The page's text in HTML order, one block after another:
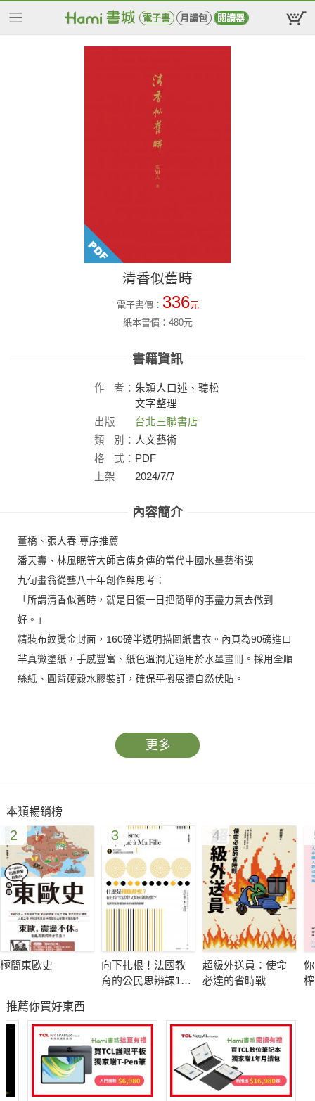
電子書 月讀包 閱讀器
清香似舊時
電子書價： 336元
紙本書價：480元
書籍資訊
作 者： 朱穎人口述、聽松
文字整理
出版
社：
台北三聯書店
類
別： 人文藝術
格
式： PDF
上架
2024/7/7
內容簡介
董橋、張大春 專序推薦
潘天壽、林風眠等大師言傳身傳的當代中國水墨藝術課
九旬畫翁從藝八十年創作與思考：
「所謂清香似舊時，就是日復一日把簡單的事盡力氣去做到
好。」
精裝布紋燙金封面，160磅半透明描圖紙書衣。內頁為90磅進口
羋真微塗紙，手感豐富、紙色溫潤尤適用於水墨畫冊。採用全順
絲紙、圓背硬殼水膠裝訂，確保平攤展讀自然伏貼。
「寫意水墨花鳥畫的畫畫人」。他的藝術生涯見證了中國繪畫的
深厚傳統與創新發展。朱先生深受吳門畫派與浙派繪畫的影響，
《清香似舊時》的出版，源於朱穎人先生與其子朱鍔之間的深入
交流。這些對話，原本作為其畫冊《一條線——朱穎人的水墨實
踐》的引文，逐漸發展成為一本獨立的著作。
本書對年輕讀者的啟發尤為顯著。朱穎人先生提倡的「日復一日
把簡單的事盡力氣去做到好」的工作哲學，以及他對生活的態
度：「在生命路上，人還活著，就沒什麽好著急的。緩慢一點，
沒什麽不好的。」這些思想對於過度追求速度與效率的當代年輕
持好奇與熱愛，並在創作中尋找自己的聲音。
更多
本類暢銷榜
2
極簡東歐史
3
向下扎根！法國教
育的公民思辨課1－
又如何被複
製？」：追根究柢
各種沒來由的成見
與誤解
4
超級外送員：使命
必達的省時戰
推薦你買好東西